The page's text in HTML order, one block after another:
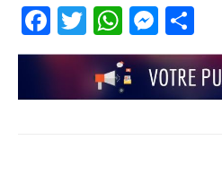
Facebook
Twitter